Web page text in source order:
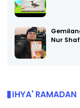
Nur
IHYA' RAMADAN